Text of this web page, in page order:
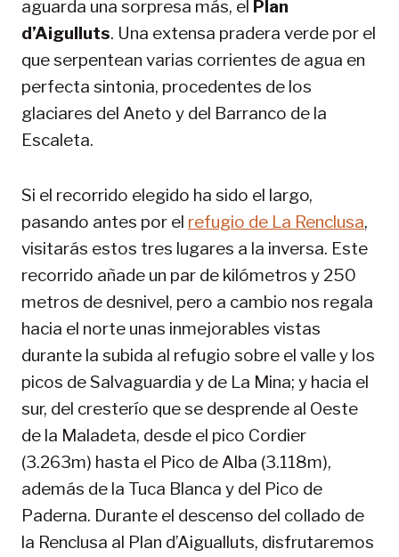
aguarda una sorpresa más, el Plan
d’Aigulluts. Una extensa pradera verde por el
que serpentean varias corrientes de agua en
perfecta sintonia, procedentes de los
glaciares del Aneto y del Barranco de la
Escaleta.
Si el recorrido elegido ha sido el largo,
pasando antes por el refugio de La Renclusa,
visitarás estos tres lugares a la inversa. Este
recorrido añade un par de kilómetros y 250
metros de desnivel, pero a cambio nos regala
hacia el norte unas inmejorables vistas
durante la subida al refugio sobre el valle y los
picos de Salvaguardia y de La Mina; y hacia el
sur, del cresterío que se desprende al Oeste
de la Maladeta, desde el pico Cordier
(3.263m) hasta el Pico de Alba (3.118m),
además de la Tuca Blanca y del Pico de
Paderna. Durante el descenso del collado de
la Renclusa al Plan d’Aigualluts, disfrutaremos